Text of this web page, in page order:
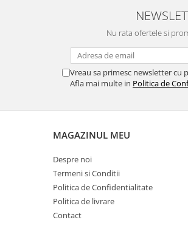
Nu numai ca
spargere,
Folia avand
asigura si un
Nu modifica
normala si
Nu rata ofertele si
Vreau sa primesc newsletter cu
Afla mai multe in Politica de
MAGAZINUL MEU
Despre noi
Termeni si Conditii
Politica de Confidentialitate
Politica de livrare
Contact